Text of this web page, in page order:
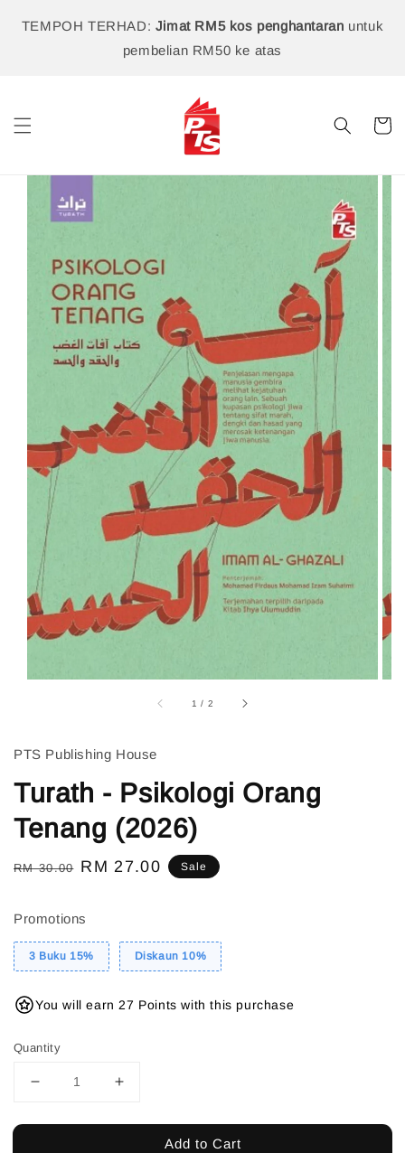
TEMPOH TERHAD: Jimat RM5 kos penghantaran untuk
pembelian RM50 ke atas
1 / 2
PTS Publishing House
Turath - Psikologi Orang
Tenang (2026)
Regular
RM 30.00 Sale
RM 27.00 Sale
Promotions
3 Buku 15% Diskaun 10%
You will earn 27 Points with this purchase
Quantity
Add to Cart